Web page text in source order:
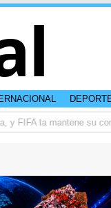
FIFA ta mantene su como